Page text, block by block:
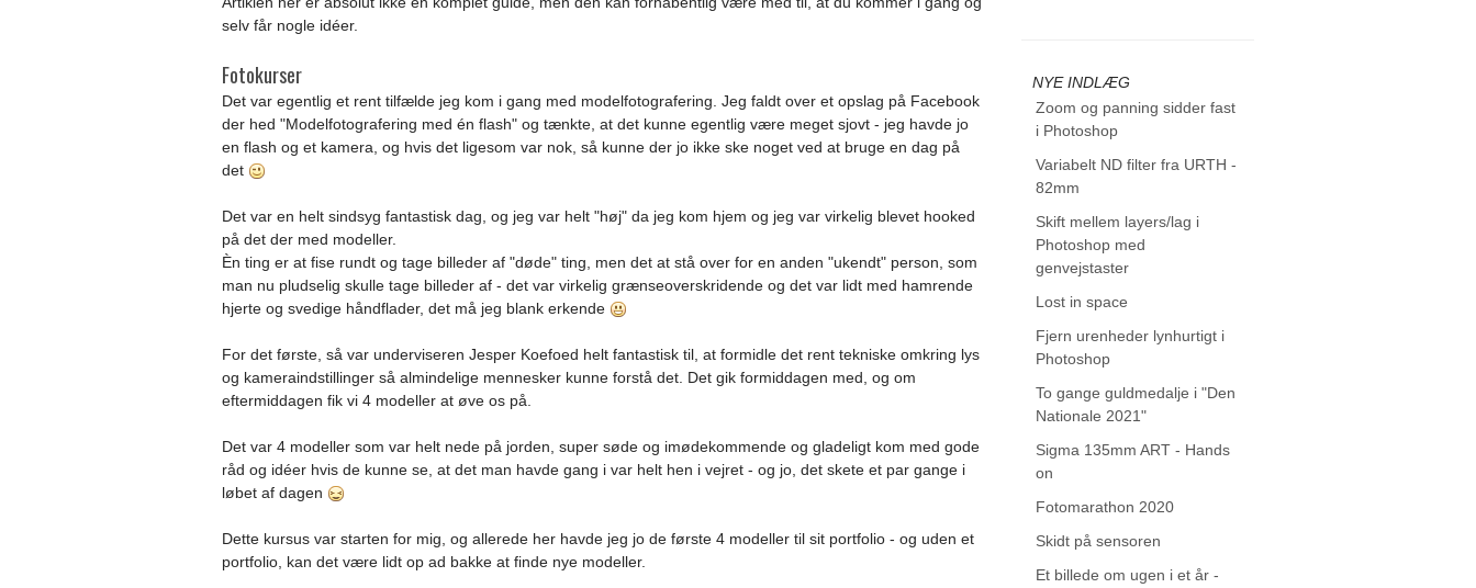
selv får nogle idéer.
Fotokurser
Det var egentlig et rent tilfælde jeg kom i gang med modelfotografering. Jeg faldt over et opslag på Facebook
der hed "Modelfotografering med én flash" og tænkte, at det kunne egentlig være meget sjovt - jeg havde jo
en flash og et kamera, og hvis det ligesom var nok, så kunne der jo ikke ske noget ved at bruge en dag på
det
Det var en helt sindsyg fantastisk dag, og jeg var helt "høj" da jeg kom hjem og jeg var virkelig blevet hooked
på det der med modeller.
Èn ting er at fise rundt og tage billeder af "døde" ting, men det at stå over for en anden "ukendt" person, som
man nu pludselig skulle tage billeder af - det var virkelig grænseoverskridende og det var lidt med hamrende
hjerte og svedige håndflader, det må jeg blank erkende
For det første, så var underviseren Jesper Koefoed helt fantastisk til, at formidle det rent tekniske omkring lys
og kameraindstillinger så almindelige mennesker kunne forstå det. Det gik formiddagen med, og om
eftermiddagen fik vi 4 modeller at øve os på.
Det var 4 modeller som var helt nede på jorden, super søde og imødekommende og gladeligt kom med gode
råd og idéer hvis de kunne se, at det man havde gang i var helt hen i vejret - og jo, det skete et par gange i
løbet af dagen
Dette kursus var starten for mig, og allerede her havde jeg jo de første 4 modeller til sit portfolio - og uden et
portfolio, kan det være lidt op ad bakke at finde nye modeller.
NYE INDLÆG
Zoom og panning sidder fast
i Photoshop
Variabelt ND filter fra URTH -
82mm
Skift mellem layers/lag i
Photoshop med
genvejstaster
Lost in space
Fjern urenheder lynhurtigt i
Photoshop
To gange guldmedalje i "Den
Nationale 2021"
Sigma 135mm ART - Hands
on
Fotomarathon 2020
Skidt på sensoren
Et billede om ugen i et år -